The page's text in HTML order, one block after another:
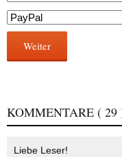
Weiter
KOMMENTARE ( 29
Liebe Leser!